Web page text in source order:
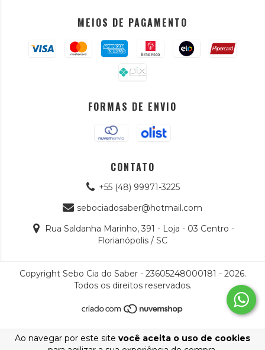
Ao navegar por este site você aceita o uso de cookies
MEIOS DE PAGAMENTO
FORMAS DE ENVIO
CONTATO
+55 (48) 99971-3225
sebociadosaber@hotmail.com
Rua Saldanha Marinho, 391 - Loja - 03 Centro -
Florianópolis / SC
Copyright Sebo Cia do Saber - 23605248000181 - 2026.
Todos os direitos reservados.